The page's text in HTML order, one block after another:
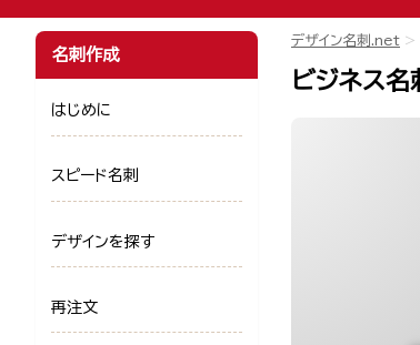
デザイン名刺.net
ビジネス
名刺作成
はじめに
スピード名刺
デザインを探す
再注文